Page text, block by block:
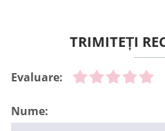
TRIMITEȚI
Evaluare:
Nume: